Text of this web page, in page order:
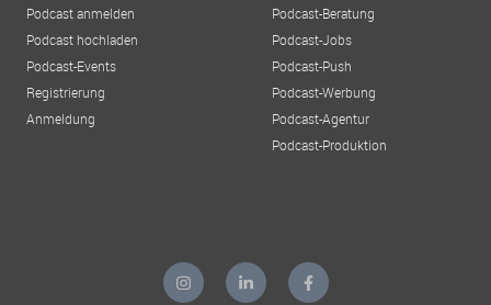
Podcast anmelden
Podcast hochladen
Podcast-Events
Registrierung
Anmeldung
Podcast-Beratung
Podcast-Jobs
Podcast-Push
Podcast-Werbung
Podcast-Agentur
Podcast-Produktion